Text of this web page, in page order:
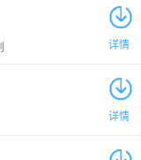
详情
详情